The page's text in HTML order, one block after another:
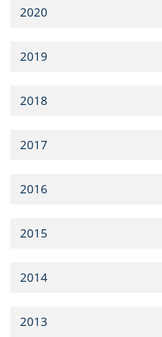
2020
2019
2018
2017
2016
2015
2014
2013